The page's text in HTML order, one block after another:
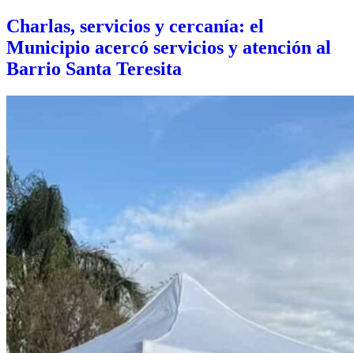
Charlas, servicios y cercanía: el
Municipio acercó servicios y atención al
Barrio Santa Teresita